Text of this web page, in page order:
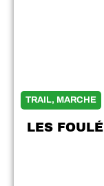
TRAIL, MARCHE
LES